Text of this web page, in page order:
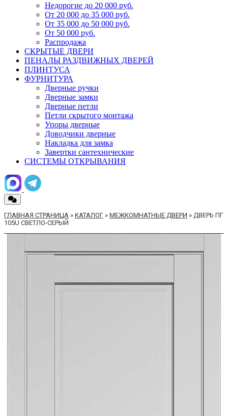
Недорогие до 20 000 руб.
От 20 000 до 35 000 руб.
От 35 000 до 50 000 руб.
От 50 000 руб.
Распродажа
СКРЫТЫЕ ДВЕРИ
ПЕНАЛЫ РАЗДВИЖНЫХ ДВЕРЕЙ
ПЛИНТУСА
ФУРНИТУРА
Дверные ручки
Дверные замки
Дверные петли
Петли скрытого монтажа
Упоры дверные
Доводчики дверные
Накладка для замка
Завертки сантехнические
СИСТЕМЫ ОТКРЫВАНИЯ
ГЛАВНАЯ СТРАНИЦА » КАТАЛОГ » МЕЖКОМНАТНЫЕ ДВЕРИ » ДВЕРЬ ПГ
105U CВЕТЛО-СЕРЫЙ